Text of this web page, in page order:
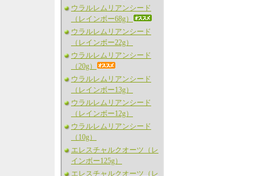
ウラルレムリアンシード
（レインボー68g）
ウラルレムリアンシード
（レインボー22g）
ウラルレムリアンシード
（20g）
ウラルレムリアンシード
（レインボー13g）
ウラルレムリアンシード
（レインボー12g）
ウラルレムリアンシード
（10g）
エレスチャルクオーツ（レ
インボー125g）
エレスチャルクオーツ（レ